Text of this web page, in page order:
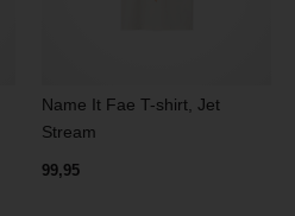
Name It Fae T-shirt, Jet
Stream
99,95